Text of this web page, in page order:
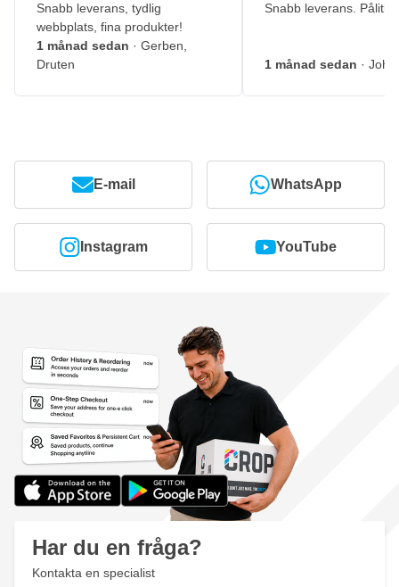
Snabb leverans, tydlig
webbplats, fina produkter!
1 månad sedan · Gerben,
Druten
Snabb leverans.
1 månad sedan ·
E-mail WhatsApp
Instagram YouTube
Har du en fråga?
Kontakta en specialist